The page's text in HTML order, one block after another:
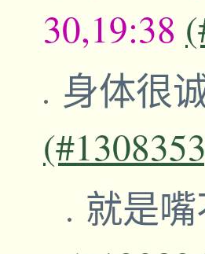
30,19:38
身体很
就是